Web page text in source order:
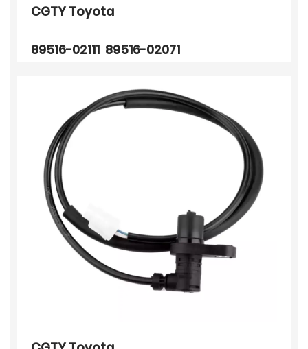
CGTY Toyota
89516-02111 89516-02071